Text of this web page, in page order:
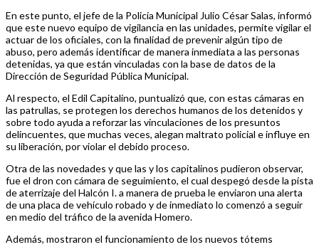
En este punto, el jefe de la Policía Municipal Julio César Salas, informó
que este nuevo equipo de vigilancia en las unidades, permite vigilar el
actuar de los oficiales, con la finalidad de prevenir algún tipo de
abuso, pero además identificar de manera inmediata a las personas
detenidas, ya que están vinculadas con la base de datos de la
Dirección de Seguridad Pública Municipal.
Al respecto, el Edil Capitalino, puntualizó que, con estas cámaras en
las patrullas, se protegen los derechos humanos de los detenidos y
sobre todo ayuda a reforzar las vinculaciones de los presuntos
delincuentes, que muchas veces, alegan maltrato policial e influye en
su liberación, por violar el debido proceso.
Otra de las novedades y que las y los capitalinos pudieron observar,
fue el dron con cámara de seguimiento, el cual despegó desde la pista
de aterrizaje del Halcón I. a manera de prueba le enviaron una alerta
de una placa de vehículo robado y de inmediato lo comenzó a seguir
en medio del tráfico de la avenida Homero.
Además, mostraron el funcionamiento de los nuevos tótems